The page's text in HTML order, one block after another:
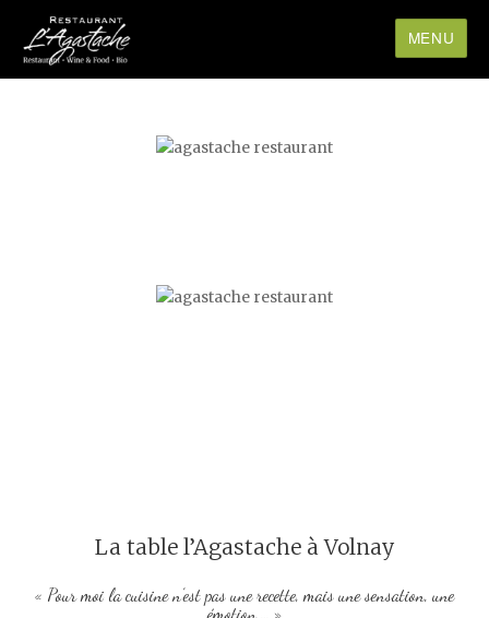
MENU
La table l’Agastache à Volnay
« Pour moi la cuisine n’est pas une recette, mais une sensation, une
émotion … »